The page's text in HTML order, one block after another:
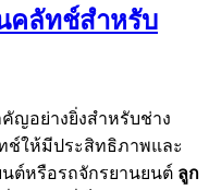
คลัทช์สำหรับ
ญอย่างยิ่งสำหรับช่าง
ช์ให้มีประสิทธิภาพและ
ต์หรือรถจักรยานยนต์ ลูก